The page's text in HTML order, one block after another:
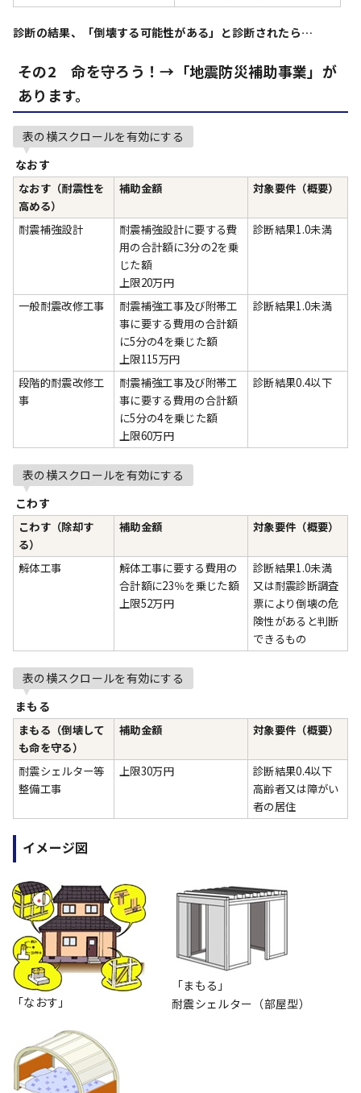
診断の結果、「倒壊する可能性がある」と診断されたら…
その2 命を守ろう！→「地震防災補助事業」が
あります。
表の横スクロールを有効にする
なおす
なおす（耐震性を
高める）
補助金額 対象要件（概要）
耐震補強設計
耐震補強設計に要する費
用の合計額に3分の2を乗
じた額
上限20万円
診断結果1.0未満
一般耐震改修工事
耐震補強工事及び附帯工
事に要する費用の合計額
に5分の4を乗じた額
上限115万円
診断結果1.0未満
段階的耐震改修工
事
耐震補強工事及び附帯工
事に要する費用の合計額
に5分の4を乗じた額
上限60万円
診断結果0.4以下
表の横スクロールを有効にする
こわす
こわす（除却す
る）
補助金額 対象要件（概要）
解体工事
解体工事に要する費用の
合計額に23％を乗じた額
上限52万円
診断結果1.0未満
又は耐震診断調査
票により倒壊の危
険性があると判断
できるもの
表の横スクロールを有効にする
まもる
まもる（倒壊して
も命を守る）
補助金額 対象要件（概要）
耐震シェルター等
整備工事
上限30万円
診断結果0.4以下
高齢者又は障がい
者の居住
イメージ図
「なおす」
「まもる」
耐震シェルター（部屋型）